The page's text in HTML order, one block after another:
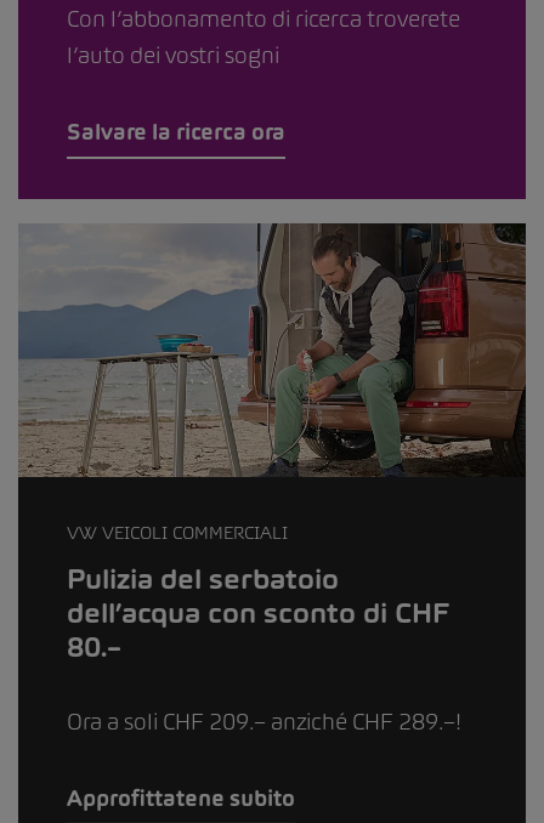
Con l’abbonamento di ricerca troverete
l’auto dei vostri sogni
Salvare la ricerca ora
VW VEICOLI COMMERCIALI
Pulizia del serbatoio
dell’acqua con sconto di CHF
80.–
Ora a soli CHF 209.– anziché CHF 289.–!
Approfittatene subito